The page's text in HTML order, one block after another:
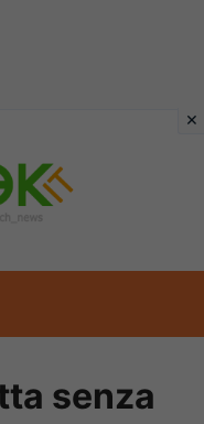
senza